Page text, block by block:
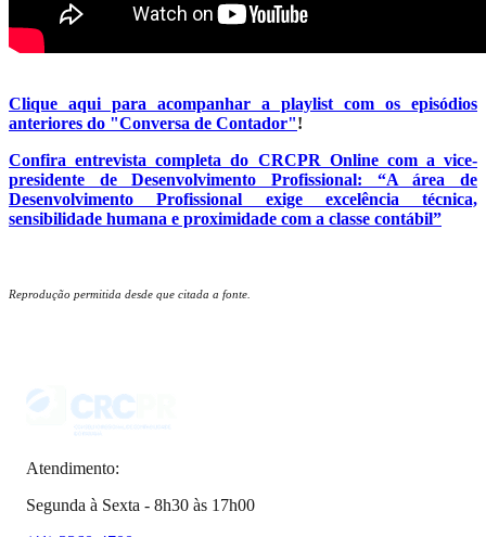
Clique aqui para acompanhar a playlist com os episódios
anteriores do "Conversa de Contador"!
Confira entrevista completa do CRCPR Online com a vice-
presidente de Desenvolvimento Profissional: “A área de
Desenvolvimento Profissional exige excelência técnica,
sensibilidade humana e proximidade com a classe contábil”
Reprodução permitida desde que citada a fonte.
Atendimento:
Segunda à Sexta - 8h30 às 17h00